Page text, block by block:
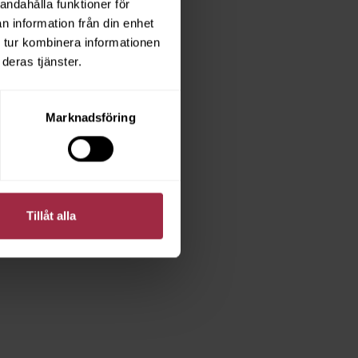
funktioner för
information från din enhet
kombinera informationen
tjänster.
Marknadsföring
Tillåt alla